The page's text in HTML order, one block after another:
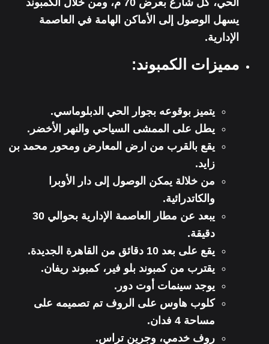
الحي، كل شارع بعرض 70 م، ومن خلال الكمبوند
يسهل الوصول إلى الأماكن الهامة في العاصمة
الإدارية.
مميزات الكمبوند:
يتميز بوقوعه بجوار الحي الدبلوماسي.
يطل على الممشى السياحي والنهر الأخضر.
يقع بالقرب من ارض المعارض ومحور محمد بن
زايد.
من خلالة يمكن الوصول إلى دار الأوبرا
والكاتدرائية.
يبعد عن مطار العاصمة الإدارية بحوالي 30
دقيقة.
يقع على بعد 10 دقائق من القاهرة الجديدة.
يقترب من كمبوند بلو فير، كمبوند ريفان.
يوجد سينمات أوت دور.
كلوب هاوس على الروف تم تصميمه على
مساحة 4 فدان.
روف خدمي، وجرين تراس.